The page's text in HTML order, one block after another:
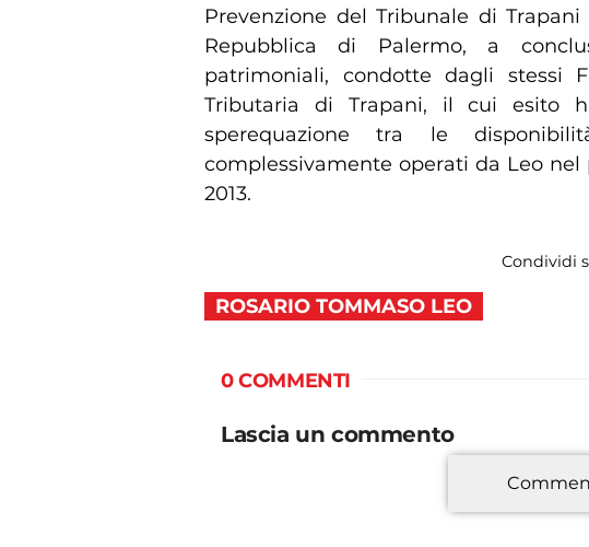
Prevenzione del Tribunale di
Repubblica di Palermo, a
patrimoniali, condotte dagli stessi
Tributaria di Trapani, il cui esito
sperequazione tra le
complessivamente operati da Leo
2013.
Condividi
ROSARIO TOMMASO LEO
0 COMMENTI
Lascia un commento